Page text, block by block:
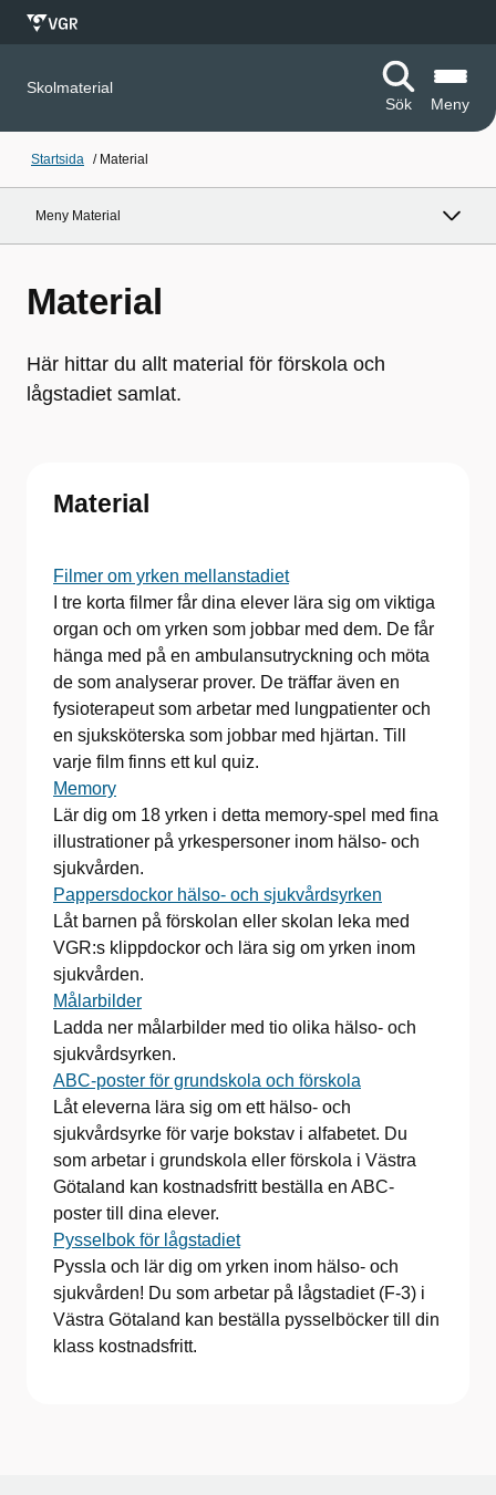
Skolmaterial
Sök
Meny
Startsida / Material
Meny Material
Material
Här hittar du allt material för förskola och
lågstadiet samlat.
Material
Filmer om yrken mellanstadiet
I tre korta filmer får dina elever lära sig om viktiga
organ och om yrken som jobbar med dem. De får
hänga med på en ambulansutryckning och möta
de som analyserar prover. De träffar även en
fysioterapeut som arbetar med lungpatienter och
en sjuksköterska som jobbar med hjärtan. Till
varje film finns ett kul quiz.
Memory
Lär dig om 18 yrken i detta memory-spel med fina
illustrationer på yrkespersoner inom hälso- och
sjukvården.
Pappersdockor hälso- och sjukvårdsyrken
Låt barnen på förskolan eller skolan leka med
VGR:s klippdockor och lära sig om yrken inom
sjukvården.
Målarbilder
Ladda ner målarbilder med tio olika hälso- och
sjukvårdsyrken.
ABC-poster för grundskola och förskola
Låt eleverna lära sig om ett hälso- och
sjukvårdsyrke för varje bokstav i alfabetet. Du
som arbetar i grundskola eller förskola i Västra
Götaland kan kostnadsfritt beställa en ABC-
poster till dina elever.
Pysselbok för lågstadiet
Pyssla och lär dig om yrken inom hälso- och
sjukvården! Du som arbetar på lågstadiet (F-3) i
Västra Götaland kan beställa pysselböcker till din
klass kostnadsfritt.